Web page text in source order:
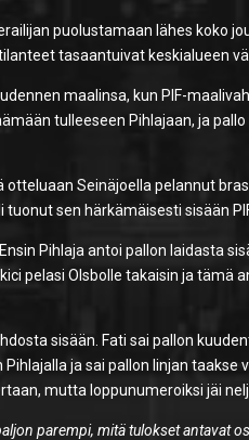
puolustamaan lähes koko
tasaantuivat keskialueen
maalinsa, kun PIF-
tulleeseen Pihlajaan, ja
Seinäjoella pelannut
sen härkämäisesti sisään
Pihlaja antoi pallon laidasta
pelasi Olsbolle takaisin ja tämä
sisään. Fati sai pallon
ja sai pallon linjan taakse
mutta loppunumeroiksi jäi
parempi, mitä tulokset antavat